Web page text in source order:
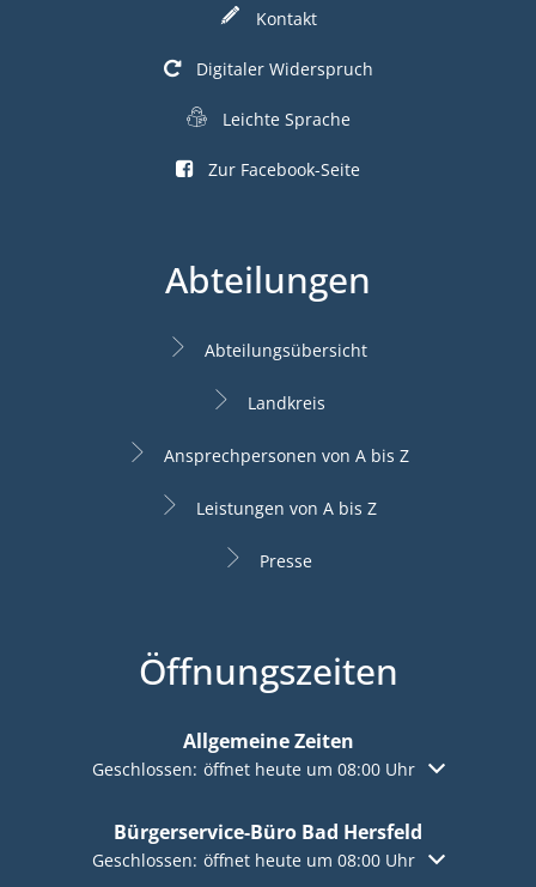
Kontakt
Digitaler Widerspruch
Leichte Sprache
Zur Facebook-Seite
Abteilungen
Abteilungsübersicht
Landkreis
Ansprechpersonen von A bis Z
Leistungen von A bis Z
Presse
Öffnungszeiten
Allgemeine Zeiten
Klicken, um weitere Öffnungs- oder Schließzeiten
Geschlossen: öffnet heute um 08:00 Uhr
Bürgerservice-Büro Bad Hersfeld
Klicken, um weitere Öffnungs- oder Schließzeiten
Geschlossen: öffnet heute um 08:00 Uhr